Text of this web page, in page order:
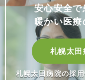
安心安全
暖かい医
札幌太田
札幌太田病院の採